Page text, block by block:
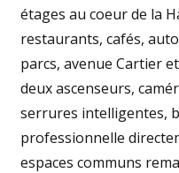
étages au coeur de la
restaurants, cafés,
parcs, avenue Cartier
deux ascenseurs,
serrures intelligentes,
professionnelle
espaces communs